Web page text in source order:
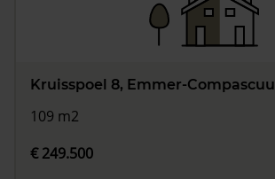
Kruisspoel 8, Emmer-
109 m2
€ 249.500